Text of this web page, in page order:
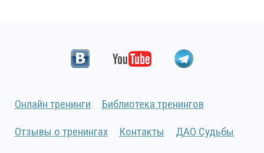
Онлайн тренинги Библиотека тренингов
Отзывы о тренингах Контакты ДАО Судьбы